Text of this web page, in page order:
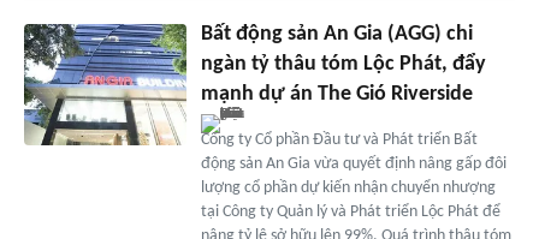
Bất động sản An Gia (AGG) chi
ngàn tỷ thâu tóm Lộc Phát, đẩy
mạnh dự án The Gió Riverside
Công ty Cổ phần Đầu tư và Phát triển Bất
động sản An Gia vừa quyết định nâng gấp đôi
lượng cổ phần dự kiến nhận chuyển nhượng
tại Công ty Quản lý và Phát triển Lộc Phát để